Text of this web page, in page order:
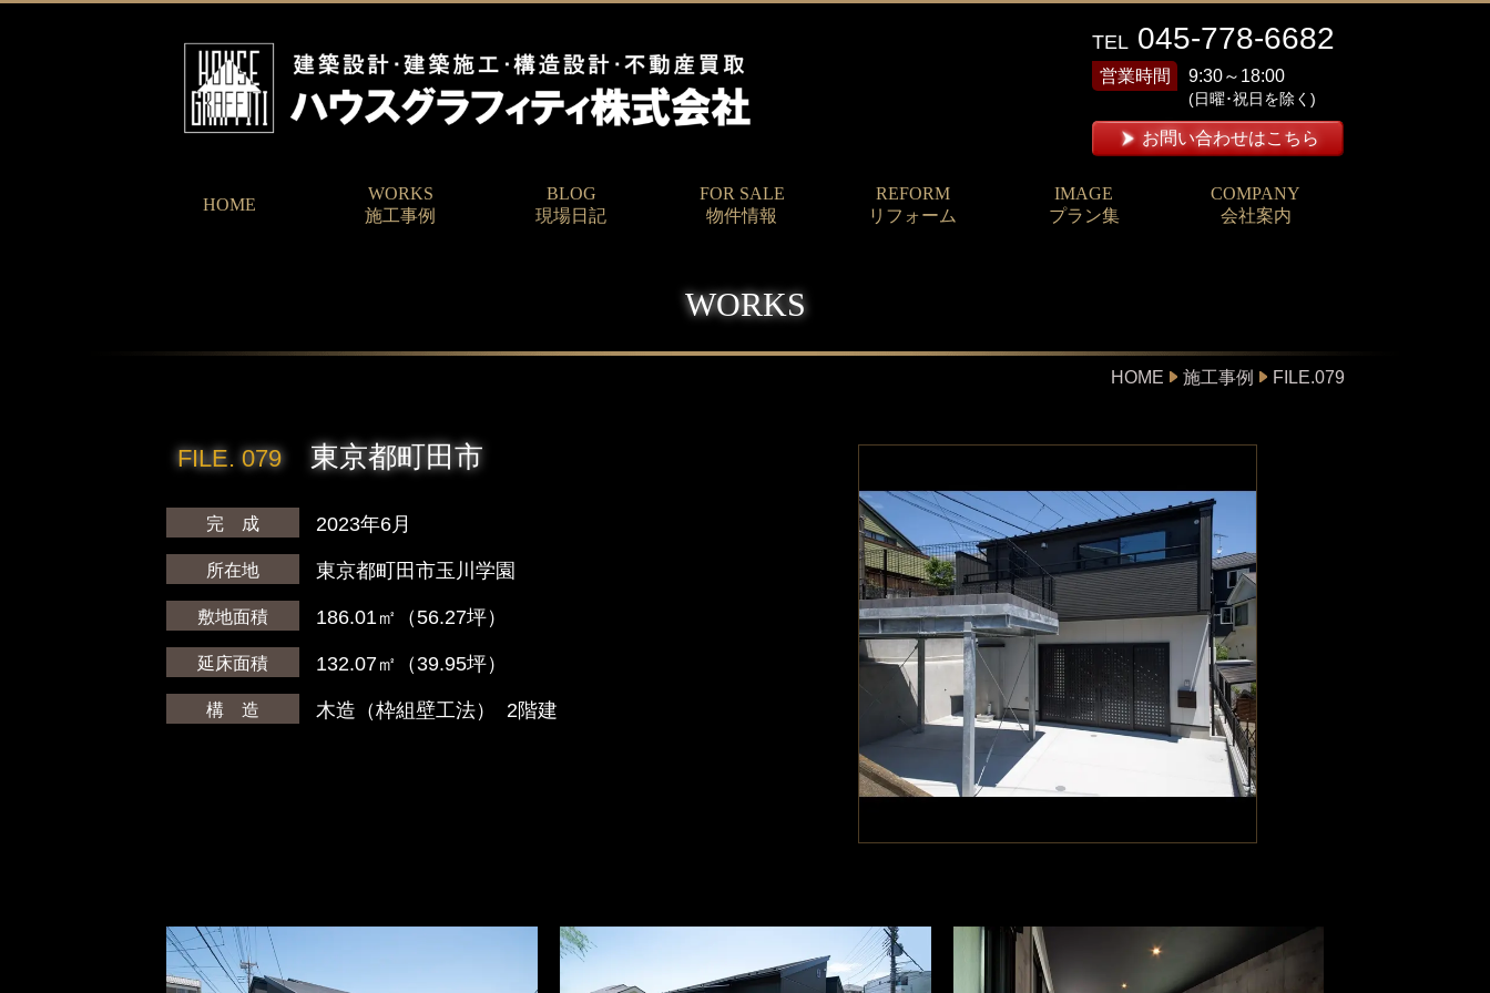
TEL 045-778-6682
営業時間 9:30～18:00
(日曜･祝日を除く)
お問い合わせはこちら
HOME
WORKS
施工事例
BLOG
現場日記
FOR SALE
物件情報
REFORM
リフォーム
IMAGE
プラン集
COMPANY
会社案内
WORKS
HOME 施工事例 FILE.079
FILE. 079東京都町田市
完 成 2023年6月
所在地 東京都町田市玉川学園
敷地面積 186.01㎡（56.27坪）
延床面積 132.07㎡（39.95坪）
構 造 木造（枠組壁工法） 2階建